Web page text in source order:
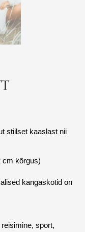
stiilset kaaslast nii
cm kõrgus)
kangaskotid on
sport,